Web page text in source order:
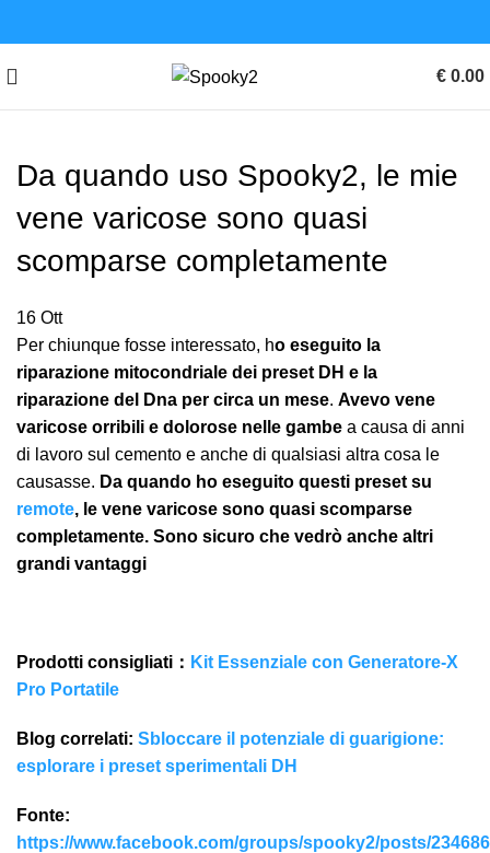
€ 0.00
Da quando uso Spooky2, le mie
vene varicose sono quasi
scomparse completamente
16 Ott
Per chiunque fosse interessato, ho eseguito la
riparazione mitocondriale dei preset DH e la
riparazione del Dna per circa un mese. Avevo vene
varicose orribili e dolorose nelle gambe a causa di anni
di lavoro sul cemento e anche di qualsiasi altra cosa le
causasse. Da quando ho eseguito questi preset su
remote, le vene varicose sono quasi scomparse
completamente. Sono sicuro che vedrò anche altri
grandi vantaggi
Prodotti consigliati： Kit Essenziale con Generatore-X
Pro Portatile
Blog correlati: Sbloccare il potenziale di guarigione:
esplorare i preset sperimentali DH
Fonte:
https://www.facebook.com/groups/spooky2/posts/